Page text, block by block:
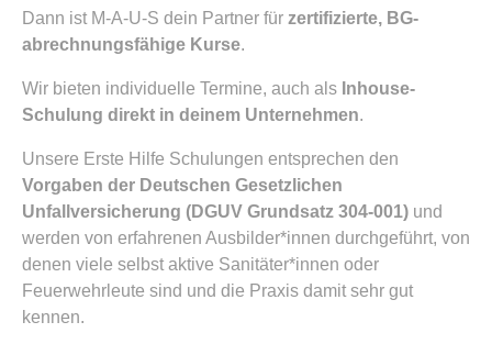
Dann ist M-A-U-S dein Partner für zertifizierte, BG-
abrechnungsfähige Kurse.
Wir bieten individuelle Termine, auch als Inhouse-
Schulung direkt in deinem Unternehmen.
Unsere Erste Hilfe Schulungen entsprechen den
Vorgaben der Deutschen Gesetzlichen
Unfallversicherung (DGUV Grundsatz 304-001) und
werden von erfahrenen Ausbilder*innen durchgeführt, von
denen viele selbst aktive Sanitäter*innen oder
Feuerwehrleute sind und die Praxis damit sehr gut
kennen.